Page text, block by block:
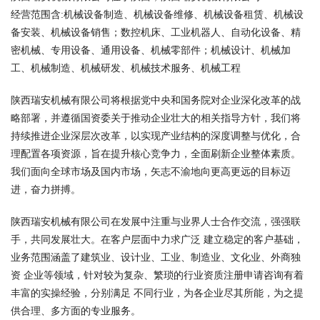
经营范围含:机械设备制造、机械设备维修、机械设备租赁、机械设
备安装、机械设备销售；数控机床、工业机器人、自动化设备、精
密机械、专用设备、通用设备、机械零部件；机械设计、机械加
工、机械制造、机械研发、机械技术服务、机械工程
陕西瑞安机械有限公司将根据党中央和国务院对企业深化改革的战
略部署，并遵循国资委关于推动企业壮大的相关指导方针，我们将
持续推进企业深层次改革，以实现产业结构的深度调整与优化，合
理配置各项资源，旨在提升核心竞争力，全面刷新企业整体素质。
我们面向全球市场及国内市场，矢志不渝地向更高更远的目标迈
进，奋力拼搏。
陕西瑞安机械有限公司在发展中注重与业界人士合作交流，强强联
手，共同发展壮大。在客户层面中力求广泛 建立稳定的客户基础，
业务范围涵盖了建筑业、设计业、工业、制造业、文化业、外商独
资 企业等领域，针对较为复杂、繁琐的行业资质注册申请咨询有着
丰富的实操经验，分别满足 不同行业，为各企业尽其所能，为之提
供合理、多方面的专业服务。